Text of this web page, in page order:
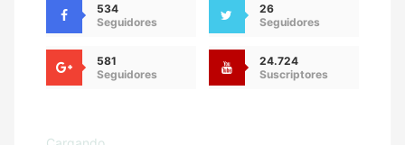
534
Seguidores
26
Seguidores
581
Seguidores
24.724
Suscriptores